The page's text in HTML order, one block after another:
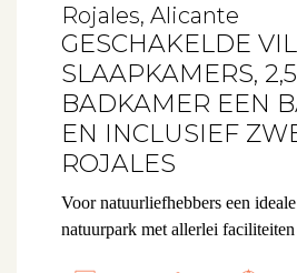
Rojales, Alicante
GESCHAKELDE
SLAAPKAMERS, 2,5
BADKAMER EEN
EN INCLUSIEF
ROJALES
Voor natuurliefhebbers een
natuurpark met allerlei